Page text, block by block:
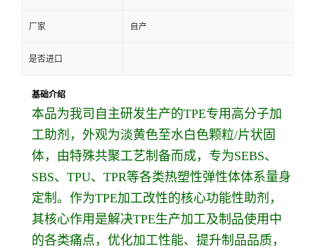
厂家 自产
是否进口
基础介绍
本品为我司自主研发生产的TPE专用高分子加
工助剂，外观为淡黄色至水白色颗粒/片状固
体，由特殊共聚工艺制备而成，专为SEBS、
SBS、TPU、TPR等各类热塑性弹性体体系量身
定制。作为TPE加工改性的核心功能性助剂，
其核心作用是解决TPE生产加工及制品使用中
的各类痛点，优化加工性能、提升制品品质，